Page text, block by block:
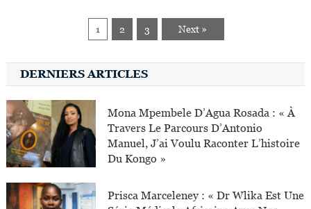
1 2 3 Next »
DERNIERS ARTICLES
Mona Mpembele D’Agua Rosada : « À
Travers Le Parcours D’Antonio
Manuel, J’ai Voulu Raconter L’histoire
Du Kongo »
Prisca Marceleney : « Dr Wlika Est Une